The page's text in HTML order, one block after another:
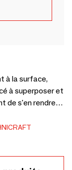
à la surface,
à superposer et
de s'en rendre
en teck.
en valeur
mouvement.